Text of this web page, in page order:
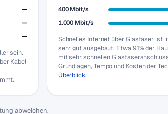
—
—
—
sein.
Kabel
400 Mbit/s
1.000 Mbit/s
Schnelles Internet über Glasfaser ist
sehr gut ausgebaut. Etwa 91% der
mit sehr schnellen
Grundlagen, Tempo und Kosten der
Überblick.
abweichen.